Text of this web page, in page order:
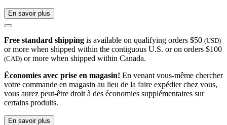
En savoir plus
Free standard shipping is available on qualifying orders $50 (USD)
or more when shipped within the contiguous U.S. or on orders $100
(CAD) or more when shipped within Canada.
Économies avec prise en magasin! En venant vous-même chercher
votre commande en magasin au lieu de la faire expédier chez vous,
vous aurez peut-être droit à des économies supplémentaires sur
certains produits.
En savoir plus